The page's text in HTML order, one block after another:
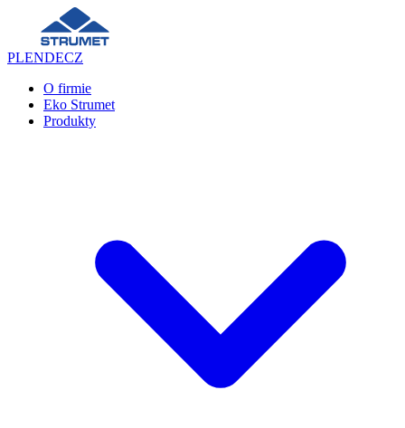
PLENDECZ
O firmie
Eko Strumet
Produkty